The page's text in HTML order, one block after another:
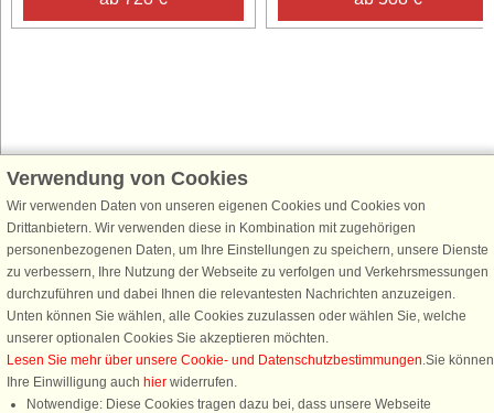
Schließen Sie sich 100.000 Ferienhaus-Fans an
Erhalten Sie einenWillkommensgutschein von 25 € für Ihren nächsten
Ferienhausurlaub - melden Sie sich einfach für den DanCenter Newsletter
an. Verpassen Sie nie wieder exklusive Angebote, Gewinnspiele und
Urlaubstipps!
Newsletter abonnieren
Verwendung von Cookies
Wir verwenden Daten von unseren eigenen Cookies und Cookies von
Drittanbietern. Wir verwenden diese in Kombination mit zugehörigen
personenbezogenen Daten, um Ihre Einstellungen zu speichern, unsere Dienste
zu verbessern, Ihre Nutzung der Webseite zu verfolgen und Verkehrsmessungen
durchzuführen und dabei Ihnen die relevantesten Nachrichten anzuzeigen.
Unten können Sie wählen, alle Cookies zuzulassen oder wählen Sie, welche
unserer optionalen Cookies Sie akzeptieren möchten.
Lesen Sie mehr über unsere Cookie- und Datenschutzbestimmungen.Sie können
Ihre Einwilligung auch hier widerrufen.
Notwendige: Diese Cookies tragen dazu bei, dass unsere Webseite